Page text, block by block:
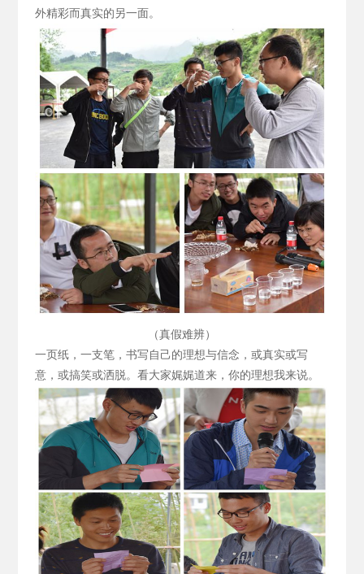
外精彩而真实的另一面。
（真假难辨）
一页纸，一支笔，书写自己的理想与信念，或真实或写
意，或搞笑或洒脱。看大家娓娓道来，你的理想我来说。